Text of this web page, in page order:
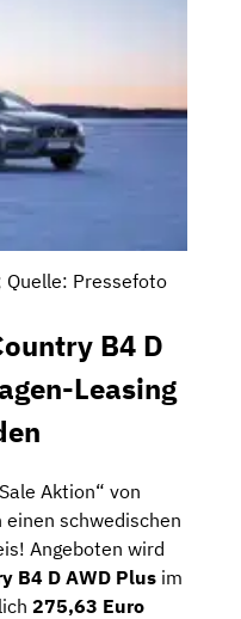
Quelle: Pressefoto
B4 D
Leasing
Aktion“ von
einen schwedischen
Angeboten wird
B4 D AWD Plus im
275,63 Euro